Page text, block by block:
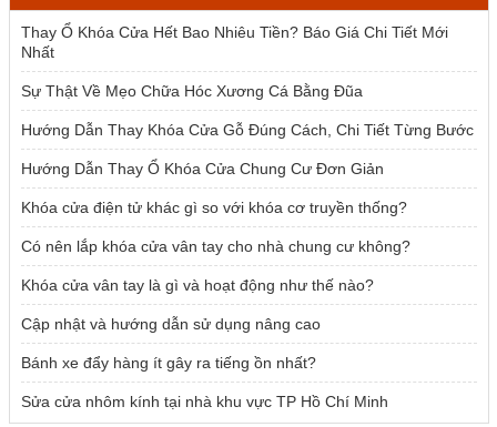
1.500.000 ₫.
Thay Ổ Khóa Cửa Hết Bao Nhiêu Tiền? Báo Giá Chi Tiết Mới
Nhất
Sự Thật Về Mẹo Chữa Hóc Xương Cá Bằng Đũa
Hướng Dẫn Thay Khóa Cửa Gỗ Đúng Cách, Chi Tiết Từng Bước
Hướng Dẫn Thay Ổ Khóa Cửa Chung Cư Đơn Giản
Khóa cửa điện tử khác gì so với khóa cơ truyền thống?
Có nên lắp khóa cửa vân tay cho nhà chung cư không?
Khóa cửa vân tay là gì và hoạt động như thế nào?
Cập nhật và hướng dẫn sử dụng nâng cao
Bánh xe đẩy hàng ít gây ra tiếng ồn nhất?
Sửa cửa nhôm kính tại nhà khu vực TP Hồ Chí Minh